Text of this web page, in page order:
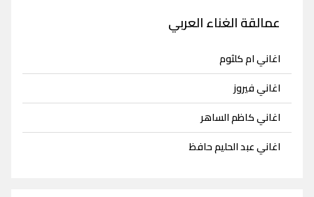
عمالقة الغناء العربي
اغاني ام كلثوم
اغاني فيروز
اغاني كاظم الساهر
اغاني عبد الحليم حافظ